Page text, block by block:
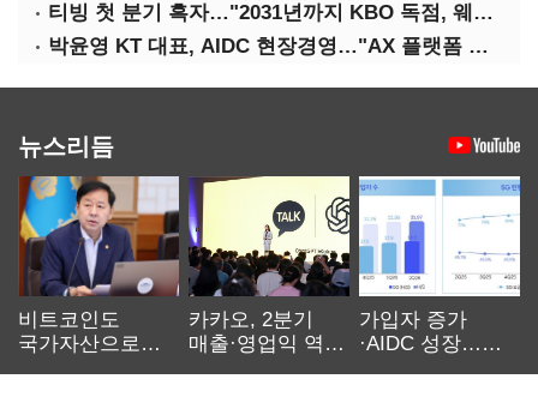
티빙 첫 분기 흑자…"2031년까지 KBO 독점, 웨이브 합병도 속도"
박윤영 KT 대표, AIDC 현장경영…"AX 플랫폼 핵심 인프라로 키운다"
뉴스리듬
비트코인도
국가자산으로…'
카카오, 2분기
매출·영업익 역대
가입자 증가
·AIDC 성장…